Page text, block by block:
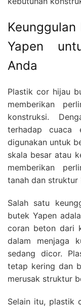
Yapen
Anda
Plastik cor hijau
memberikan
konstruksi.
terhadap cuaca
digunakan untuk
skala besar atau
memberikan
tanah dan struktur
Salah satu
butek Yapen
coran beton dari
dalam menjaga
sedang dicor.
tetap kering dan
merusak struktur
Selain itu, plastik